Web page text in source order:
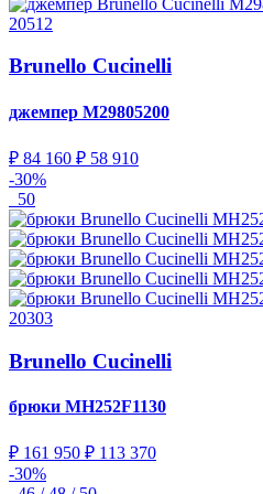
20512
Brunello Cucinelli
джемпер M29805200
₽ 84 160 ₽ 58 910
-30%
50
20303
Brunello Cucinelli
брюки MH252F1130
₽ 161 950 ₽ 113 370
-30%